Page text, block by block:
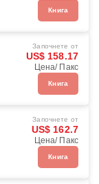
Книга
Започнете от
US$ 158.17
Цена/ Пакс
Книга
Започнете от
US$ 162.7
Цена/ Пакс
Книга